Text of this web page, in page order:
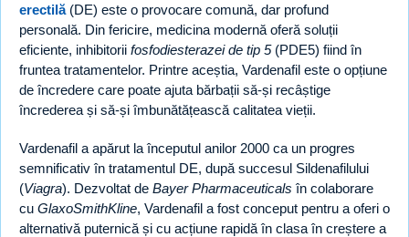
erectilă(DE) este o provocare comună, dar profund
personală. Din fericire, medicina modernă oferă soluții
eficiente, inhibitorii fosfodiesterazei de tip 5(PDE5) fiind în
fruntea tratamentelor. Printre aceștia, Vardenafil este o opțiune
de încredere care poate ajuta bărbații să-și recâștige
încrederea și să-și îmbunătățească calitatea vieții.
Vardenafil a apărut la începutul anilor 2000 ca un progres
semnificativ în tratamentul DE, după succesul Sildenafilului
(Viagra). Dezvoltat de Bayer Pharmaceuticals în colaborare
cu GlaxoSmithKline, Vardenafil a fost conceput pentru a oferi o
alternativă puternică și cu acțiune rapidă în clasa în creștere a